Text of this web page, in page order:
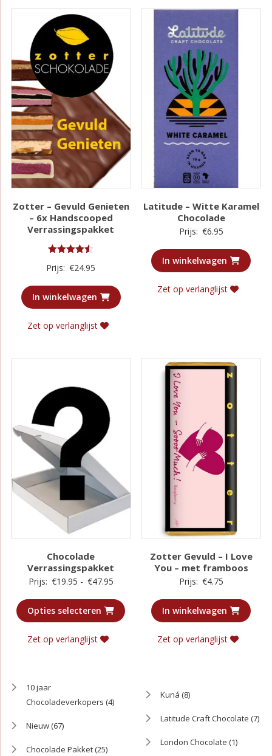
Zotter – Gevuld Genieten
– 6x Handscooped
Verrassingspakket
4.50
Prijs: €24.95
In winkelwagen
Zet op verlanglijst
Latitude – Witte Karamel
Chocolade
Prijs: €6.95
In winkelwagen
Zet op verlanglijst
Chocolade
Verrassingspakket
Prijs: €19.95 - €47.95Prijsklasse:
tot
€47.95
Opties selecteren
Zet op verlanglijst
Zotter Gevuld – I Love
You – met framboos
Prijs: €4.75
In winkelwagen
Zet op verlanglijst
10 jaar
Chocoladeverkopers (4)
Nieuw(67)
Chocolade Pakket(25)
Kuná (8)
Latitude Craft Chocolate (7)
London Chocolate (1)